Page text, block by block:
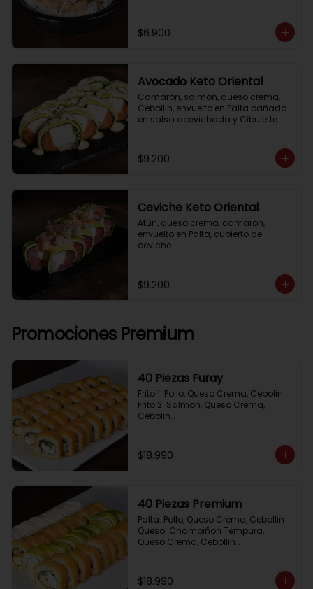
$6.900
Avocado Keto Oriental
Camarón, salmón, queso crema,
Cebollin, envuelto en Palta bañado
en salsa acevichada y Cibulette
$9.200
Ceviche Keto Oriental
Atún, queso crema, camarón,
envuelto en Palta, cubierto de
ceviche.
$9.200
Promociones Premium
40 Piezas Furay
Frito 1: Pollo, Queso Crema, Cebolin
Frito 2: Salmon, Queso Crema,
Cebolin
Frito 4: Kanikama, Queso Crema,
Cebollin
$18.990
40 Piezas Premium
Palta: Pollo, Queso Crema, Cebollin
Queso: Champiñon Tempura,
Queso Crema, Cebollin
Cebollin
$18.990